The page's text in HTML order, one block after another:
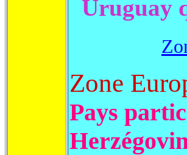
Uruguay
Zone
Pays